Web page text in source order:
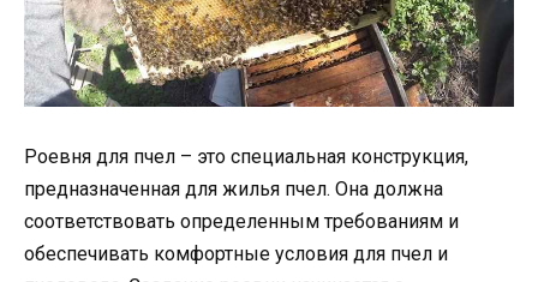
Роевня для пчел – это специальная конструкция,
предназначенная для жилья пчел. Она должна
соответствовать определенным требованиям и
обеспечивать комфортные условия для пчел и